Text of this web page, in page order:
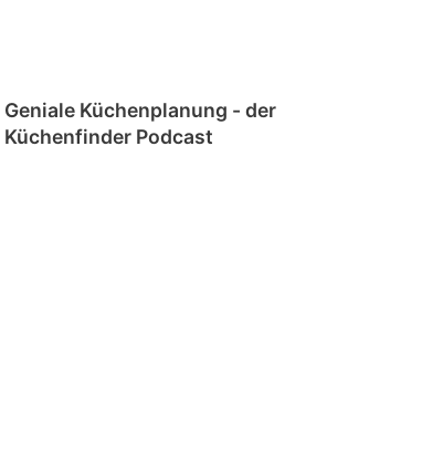
Geniale Küchenplanung - der
Küchenfinder Podcast